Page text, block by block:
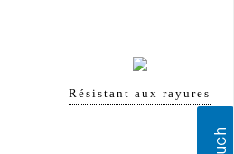
Résistant aux rayures